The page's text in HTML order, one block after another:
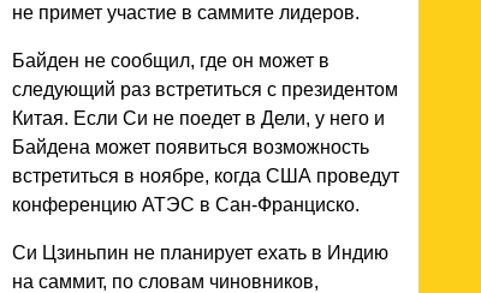
не примет участие в саммите лидеров.
Байден не сообщил, где он может в
следующий раз встретиться с президентом
Китая. Если Си не поедет в Дели, у него и
Байдена может появиться возможность
встретиться в ноябре, когда США проведут
конференцию АТЭС в Сан-Франциско.
Си Цзиньпин не планирует ехать в Индию
на саммит, по словам чиновников,